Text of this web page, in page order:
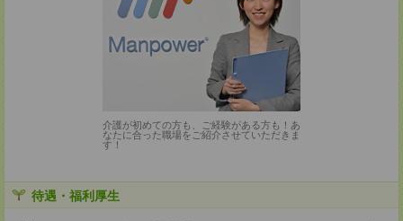
介護が初めての方も、ご経験がある方も！あ
なたに合った職場をご紹介させていただきま
す！
待遇・福利厚生